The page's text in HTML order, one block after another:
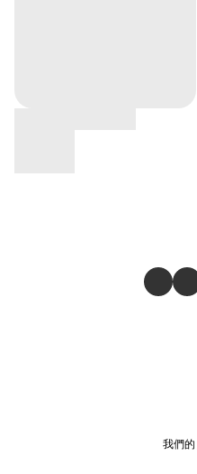
我們的